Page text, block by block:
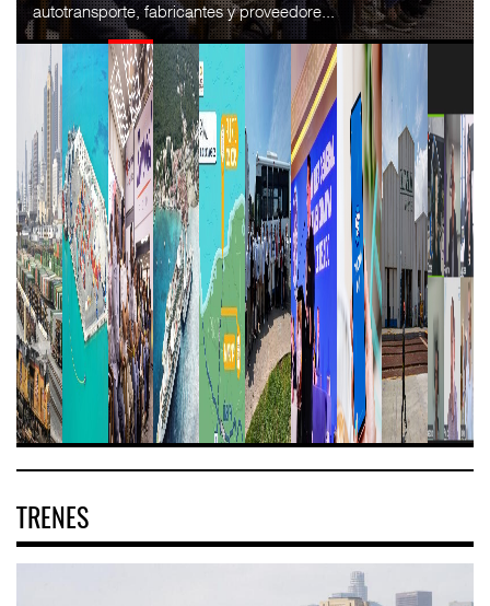
autotransporte, fabricantes y proveedore...
TRENES